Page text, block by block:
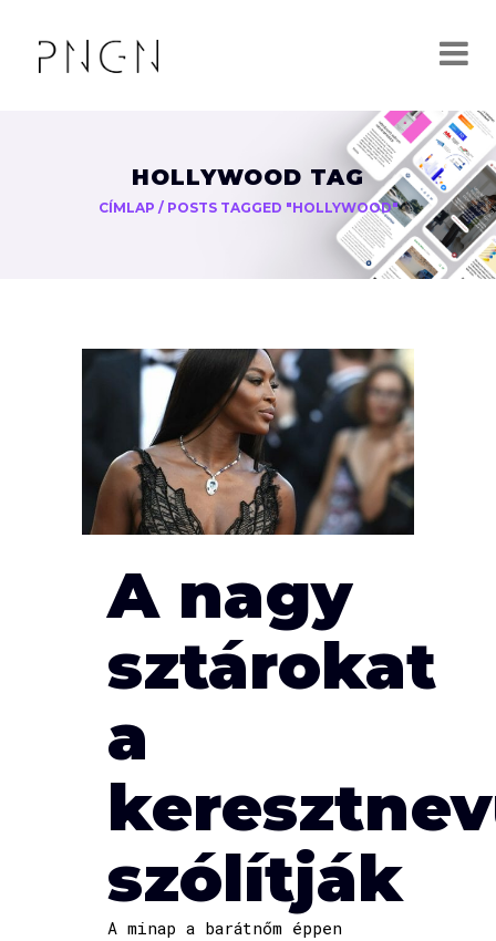
HOLLYWOOD TAG
CÍMLAP / POSTS TAGGED "HOLLYWOOD"
A nagy
sztárokat
a
szólítják
A minap a barátnőm éppen